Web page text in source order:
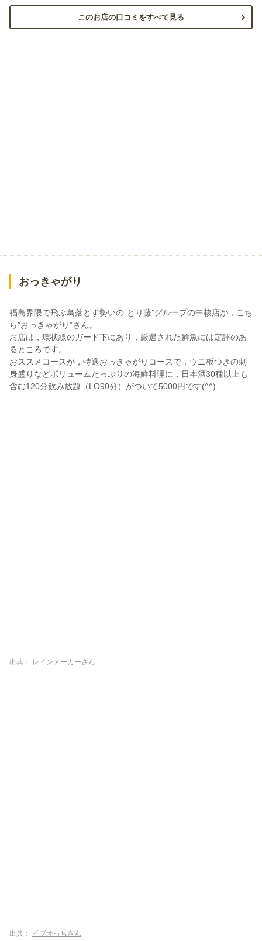
このお店の口コミをすべて見る
おっきゃがり
福島界隈で飛ぶ鳥落とす勢いの”とり藤”グループの中核店が，こち
ら”おっきゃがり”さん。
お店は，環状線のガード下にあり，厳選された鮮魚には定評のあ
るところです。
おススメコースが，特選おっきゃがりコースで，ウニ板つきの刺
身盛りなどボリュームたっぷりの海鮮料理に，日本酒30種以上も
含む120分飲み放題（LO90分）がついて5000円です(^^)
出典： レインメーカーさん
出典： イブオっちさん